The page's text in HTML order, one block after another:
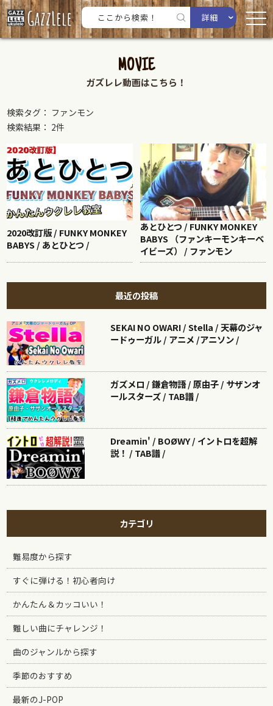
詳細
MOVIE
ガズレレ動画はこちら！
検索タグ： ファンモン
検索結果： 2件
2020改訂版 / FUNKY MONKEY
BABYS / あとひとつ /
あとひとつ / FUNKY MONKEY
BABYS （ファンキーモンキーベ
イビーズ） / ファンモン
最近の投稿
SEKAI NO OWARI / Stella / 天幕のジャ
ードゥーガル / アニメ /アニソン /
ガズメロ / 鎌倉物語 / 原由子 / サザンオ
ールスターズ / TAB譜 /
Dreamin' / BOØWY / イントロを超解
説！ / TAB譜 /
カテゴリ
難易度から探す
すぐに弾ける！初心者向け
かんたん＆カッコいい！
難しい曲にチャレンジ！
曲のジャンルから探す
季節のおすすめ
最新のJ-POP